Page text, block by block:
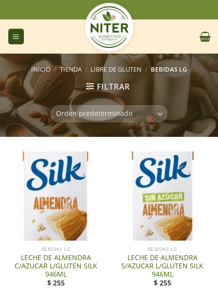
al
contenido
INICIO / TIENDA / LIBRE DE GLUTEN / BEBIDAS LG
FILTRAR
BEBIDAS LG
LECHE DE ALMENDRA
C/AZUCAR L/GLUTEN SILK
946ML
$ 255
BEBIDAS LG
LECHE DE ALMENDRA
S/AZUCAR L/GLUTEN SILK
946ML
$ 255